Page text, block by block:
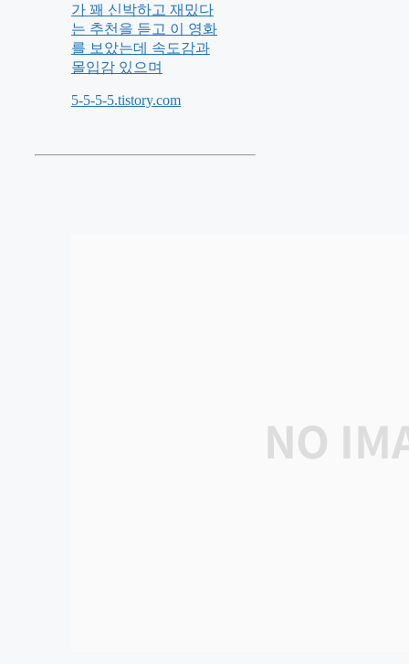
가 꽤 신박하고 재밌다
는 추천을 듣고 이 영화
를 보았는데 속도감과
몰입감 있으며
5-5-5-5.tistory.com